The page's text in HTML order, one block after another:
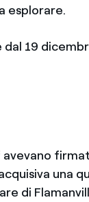
esplorare.
19
una
di